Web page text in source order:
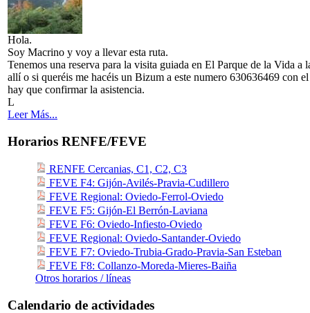
Hola.
Soy Macrino y voy a llevar esta ruta.
Tenemos una reserva para la visita guiada en El Parque de la Vida
allí o si queréis me hacéis un Bizum a este numero 630636469 con
hay que confirmar la asistencia.
L
Leer Más...
Horarios RENFE/FEVE
RENFE Cercanias, C1, C2, C3
FEVE F4: Gijón-Avilés-Pravia-Cudillero
FEVE Regional: Oviedo-Ferrol-Oviedo
FEVE F5: Gijón-El Berrón-Laviana
FEVE F6: Oviedo-Infiesto-Oviedo
FEVE Regional: Oviedo-Santander-Oviedo
FEVE F7: Oviedo-Trubia-Grado-Pravia-San Esteban
FEVE F8: Collanzo-Moreda-Mieres-Baiña
Otros horarios / líneas
Calendario de actividades